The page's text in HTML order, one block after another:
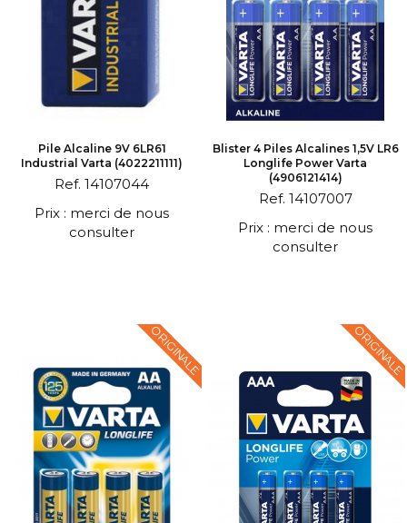
Pile Alcaline 9V 6LR61
Industrial Varta (4022211111)
Ref. 14107044
Prix : merci de nous
consulter
Blister 4 Piles Alcalines 1,5V LR6
Longlife Power Varta
(4906121414)
Ref. 14107007
Prix : merci de nous
consulter
ORIGINALE ORIGINALE